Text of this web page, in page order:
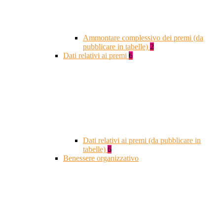
Ammontare complessivo dei premi (da
pubblicare in tabelle) 2
Dati relativi ai premi 6
Dati relativi ai premi (da pubblicare in
tabelle) 6
Benessere organizzativo